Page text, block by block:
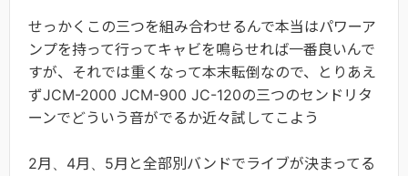
せっかくこの三つを組み合わせるんで本当はパワーア
ンプを持って行ってキャビを鳴らせれば一番良いんで
すが、それでは重くなって本末転倒なので、とりあえ
ずJCM-2000 JCM-900 JC-120の三つのセンドリタ
ーンでどういう音がでるか近々試してこよう
2月、4月、5月と全部別バンドでライブが決まってる